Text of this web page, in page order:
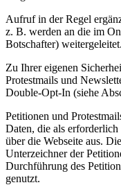
Aufruf in der Regel
z. B. werden an die im
Botschafter) weitergeleitet.
Zu Ihrer eigenen
Protestmails und
Double-Opt-In (siehe
Petitionen und
Daten, die als
über die Webseite aus.
Unterzeichner der
Durchführung des
genutzt.